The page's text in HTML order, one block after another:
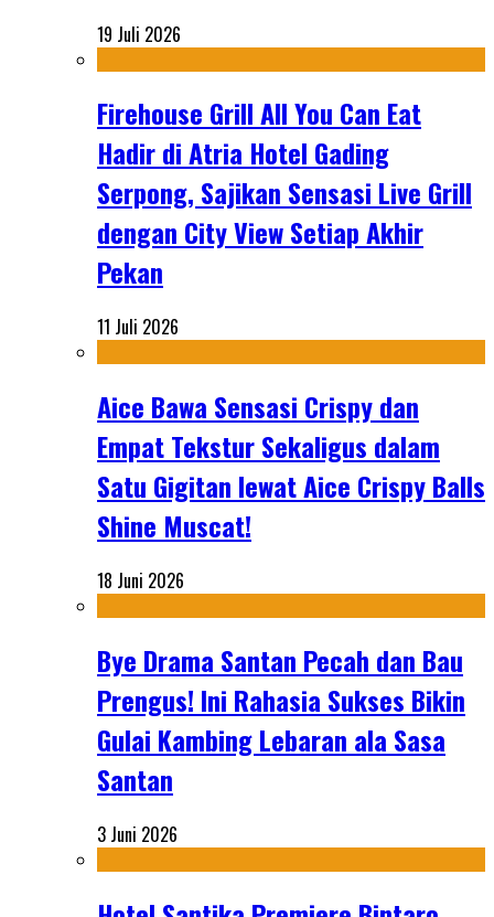
19 Juli 2026
Firehouse Grill All You Can Eat
Hadir di Atria Hotel Gading
Serpong, Sajikan Sensasi Live Grill
dengan City View Setiap Akhir
Pekan
11 Juli 2026
Aice Bawa Sensasi Crispy dan
Empat Tekstur Sekaligus dalam
Satu Gigitan lewat Aice Crispy Balls
Shine Muscat!
18 Juni 2026
Bye Drama Santan Pecah dan Bau
Prengus! Ini Rahasia Sukses Bikin
Gulai Kambing Lebaran ala Sasa
Santan
3 Juni 2026